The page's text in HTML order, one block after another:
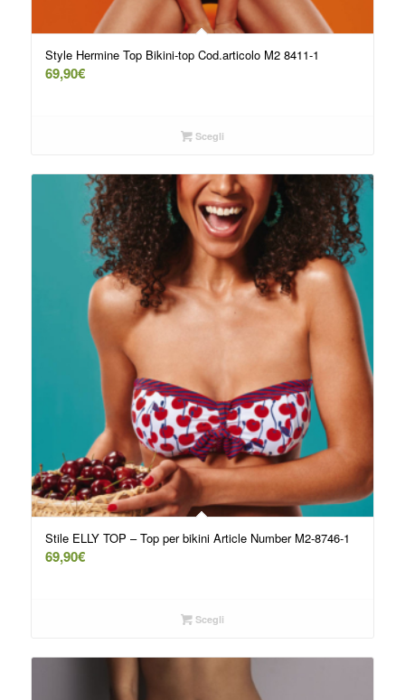
Style Hermine Top Bikini-top Cod.articolo M2 8411-1
69,90€
Scegli
Stile ELLY TOP – Top per bikini Article Number M2-8746-1
69,90€
Scegli